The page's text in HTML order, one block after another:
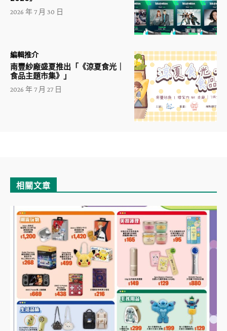
2026 年 7 月 30 日
編輯推介
南豐紗廠盛夏推出「《涼夏食光｜
食品主題市集》」
2026 年 7 月 27 日
相關文章